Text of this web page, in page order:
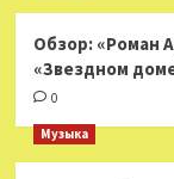
Обзор: «Роман
«Звездном
0
Музыка